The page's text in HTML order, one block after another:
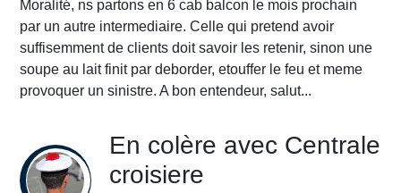
Moralité, ns partons en 6 cab balcon le mois prochain
par un autre intermediaire. Celle qui pretend avoir
suffisemment de clients doit savoir les retenir, sinon une
soupe au lait finit par deborder, etouffer le feu et meme
provoquer un sinistre. A bon entendeur, salut...
En colère avec Centrale
croisiere